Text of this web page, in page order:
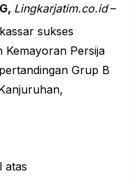
Lingkarjatim.co.id –
sukses
Kemayoran Persija
Grup B